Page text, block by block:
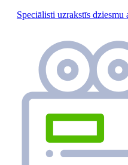
Speciālisti uzrakstīs dziesmu